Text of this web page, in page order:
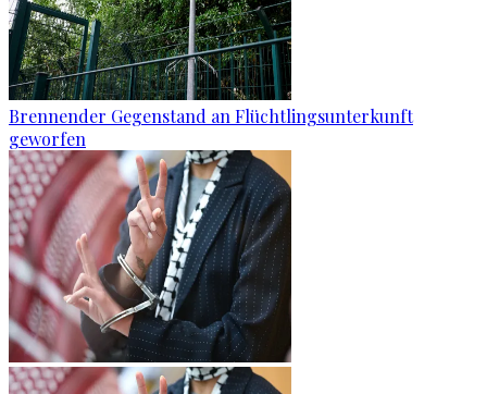
Brennender Gegenstand an Flüchtlingsunterkunft
geworfen